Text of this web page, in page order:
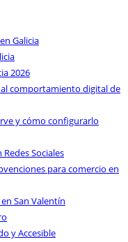
Galicia
2026
comportamiento digital de
y cómo configurarlo
Sociales
para comercio en
San Valentín
y Accesible